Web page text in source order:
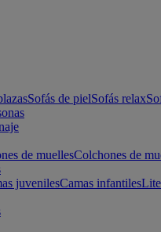
Sofás de pielSofás relax
de muellesColchones de
juvenilesCamas infantiles